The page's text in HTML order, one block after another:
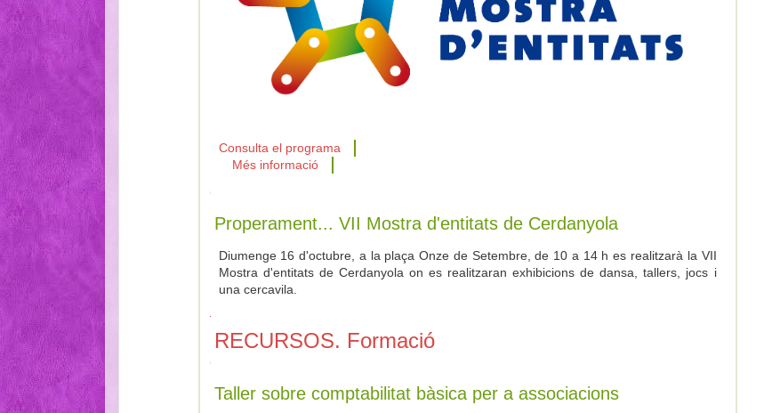
Consulta el programa
Més informació
Properament... VII Mostra d'entitats de Cerdanyola
Diumenge 16 d'octubre, a la plaça Onze de Setembre, de 10 a 14 h es realitzarà la VII
Mostra d'entitats de Cerdanyola on es realitzaran exhibicions de dansa, tallers, jocs i
una cercavila.
RECURSOS. Formació
Taller sobre comptabilitat bàsica per a associacions